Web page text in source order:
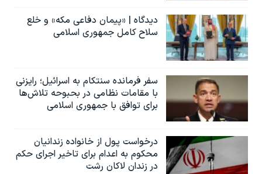
دیدگاه | «پیمان دفاعی مکه» و خلع
سلاح کامل جمهوری اسلامی
سفر فرمانده سنتکام به اسرائیل؛ رایزنی
با مقامات نظامی در بحبوحه تلاش‌ها
برای توافق با جمهوری اسلامی
درخواست پول از خانواده زندانیان
محکوم به‌ اعدام برای تاخیر اجرای حکم
در زندان لاکان رشت